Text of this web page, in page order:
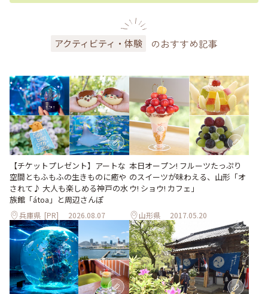
アクティビティ・体験 のおすすめ記事
【チケットプレゼント】アートな
空間ともふもふの生きものに癒や
されて♪ 大人も楽しめる神戸の水
族館「átoa」と周辺さんぽ
兵庫県 [PR] 2026.08.07
本日オープン! フルーツたっぷり
のスイーツが味わえる、山形「オ
ウ! ショウ! カフェ」
山形県 2017.05.20